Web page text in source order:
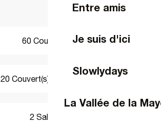
Entre amis
Je suis d'ici
Slowlydays
La Vallée de la
60 Couvert(s)
20 Couvert(s) en terrasse
2 Salle(s)